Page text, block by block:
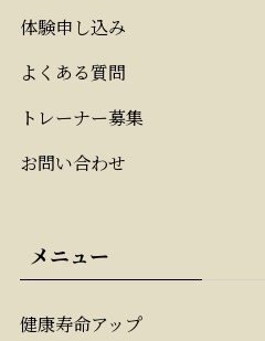
体験申し込み
よくある質問
トレーナー募集
お問い合わせ
メニュー
健康寿命アップ